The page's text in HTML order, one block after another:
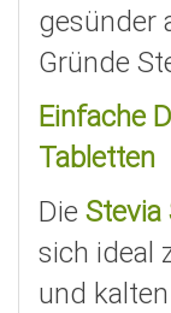
gesünder
Gründe
Einfache
Tabletten
Die
sich ideal
und